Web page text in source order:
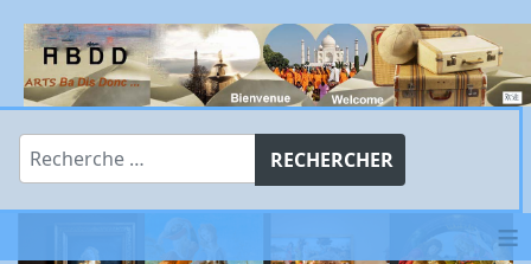
Rechercher
RECHERCHER
≡